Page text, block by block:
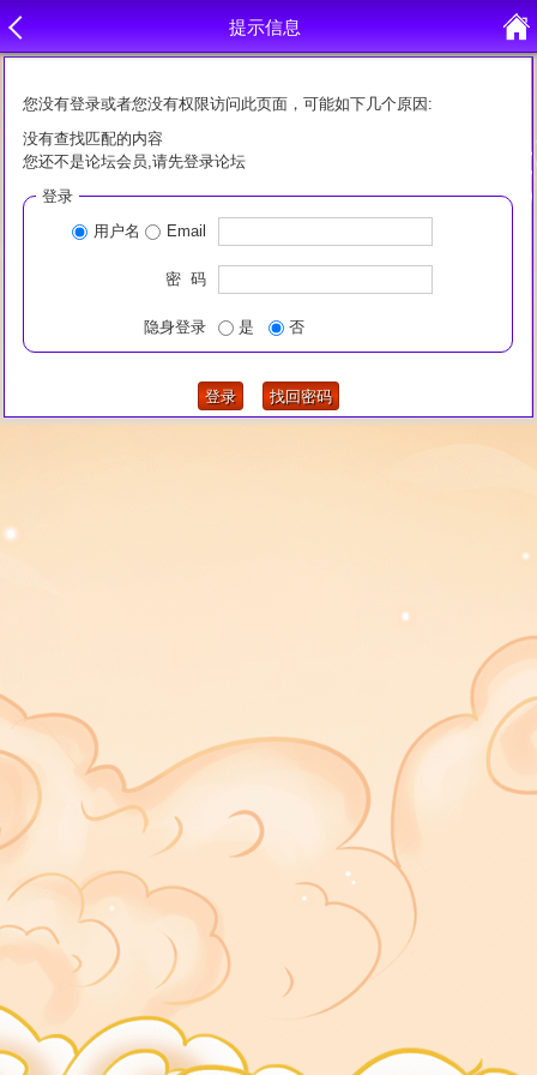
提示信息
您没有登录或者您没有权限访问此页面，可能如下几个原因:
没有查找匹配的内容
您还不是论坛会员,请先登录论坛
登录
用户名
Email
密 码
隐身登录 是 否